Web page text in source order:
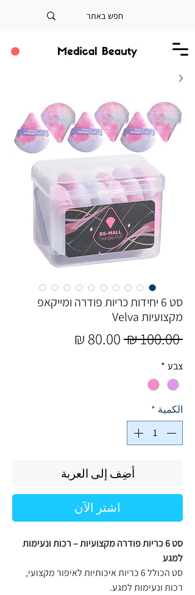
סט 6 יחידות כריות פודרה ומייקאפ
מקצועיות Velva
‏100.00 ₪
سعر
צבע *
الكمية *
أضِف إلى العربة
اشترِ الآن
סט 6 כריות פודרה מקצועיות – רכות ונעימות
למגע
סט הכולל 6 כריות איכותיות לאיפור מקצועי,
רכות ונעימות למגע.